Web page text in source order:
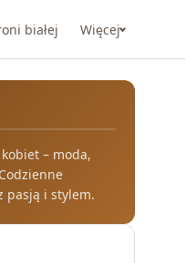
białej Więcej
– moda,
pasją i stylem.